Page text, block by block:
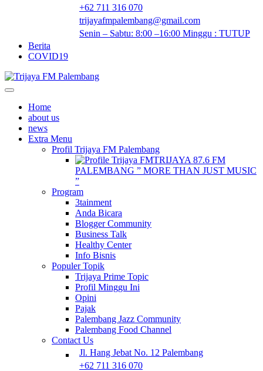
+62 711 316 070
trijayafmpalembang@gmail.com
Senin – Sabtu: 8:00 –16:00 Minggu : TUTUP
Berita
COVID19
Home
about us
news
Extra Menu
Profil Trijaya FM Palembang
TRIJAYA 87.6 FM
PALEMBANG ” MORE THAN JUST MUSIC
”
Program
3tainment
Anda Bicara
Blogger Community
Business Talk
Healthy Center
Info Bisnis
Populer Topik
Trijaya Prime Topic
Profil Minggu Ini
Opini
Pajak
Palembang Jazz Community
Palembang Food Channel
Contact Us
Jl. Hang Jebat No. 12 Palembang
+62 711 316 070